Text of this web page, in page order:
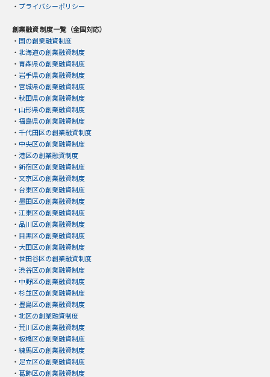
・ プライバシーポリシー
創業融資 制度一覧（全国対応）
・ 国の創業融資制度
・ 北海道の創業融資制度
・ 青森県の創業融資制度
・ 岩手県の創業融資制度
・ 宮城県の創業融資制度
・ 秋田県の創業融資制度
・ 山形県の創業融資制度
・ 福島県の創業融資制度
・ 千代田区の創業融資制度
・ 中央区の創業融資制度
・ 港区の創業融資制度
・ 新宿区の創業融資制度
・ 文京区の創業融資制度
・ 台東区の創業融資制度
・ 墨田区の創業融資制度
・ 江東区の創業融資制度
・ 品川区の創業融資制度
・ 目黒区の創業融資制度
・ 大田区の創業融資制度
・ 世田谷区の創業融資制度
・ 渋谷区の創業融資制度
・ 中野区の創業融資制度
・ 杉並区の創業融資制度
・ 豊島区の創業融資制度
・ 北区の創業融資制度
・ 荒川区の創業融資制度
・ 板橋区の創業融資制度
・ 練馬区の創業融資制度
・ 足立区の創業融資制度
・ 葛飾区の創業融資制度